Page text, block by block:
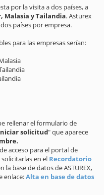
por la visita a dos países, a
Malasia y Tailandia. Asturex
países por empresa.
para las empresas serían:
rellenar el formulario de
solicitud" que aparece
acceso para el portal de
solicitarlas en el Recordatorio
la base de datos de ASTUREX,
enlace:Alta en base de datos